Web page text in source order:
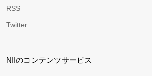
RSS
Twitter
NIIのコンテンツサービス